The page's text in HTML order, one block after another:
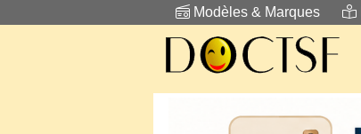
Modèles & Marques